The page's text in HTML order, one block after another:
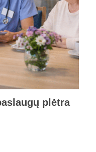
plėtra